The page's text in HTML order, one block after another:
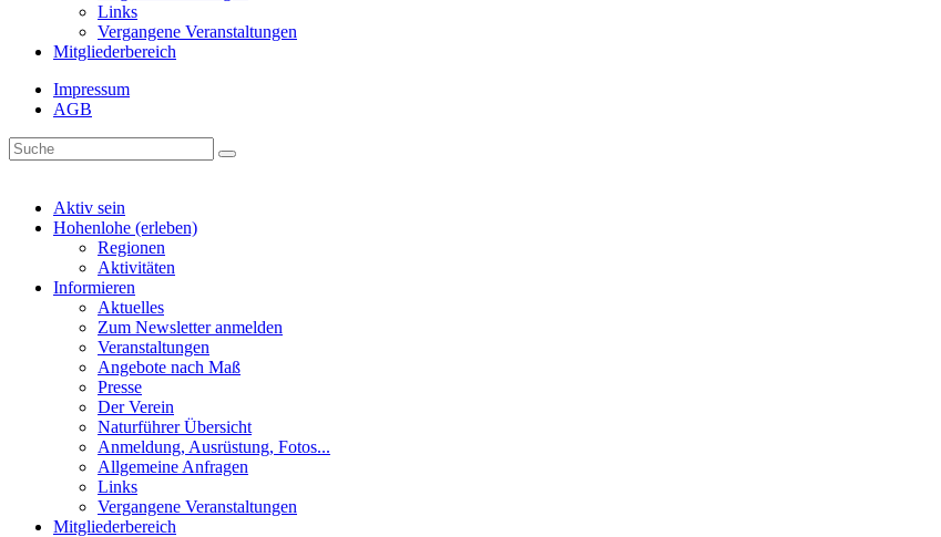
Links
Vergangene Veranstaltungen
Mitgliederbereich
Impressum
AGB
Aktiv sein
Hohenlohe (erleben)
Regionen
Aktivitäten
Informieren
Aktuelles
Zum Newsletter anmelden
Veranstaltungen
Angebote nach Maß
Presse
Der Verein
Naturführer Übersicht
Anmeldung, Ausrüstung, Fotos...
Allgemeine Anfragen
Links
Vergangene Veranstaltungen
Mitgliederbereich